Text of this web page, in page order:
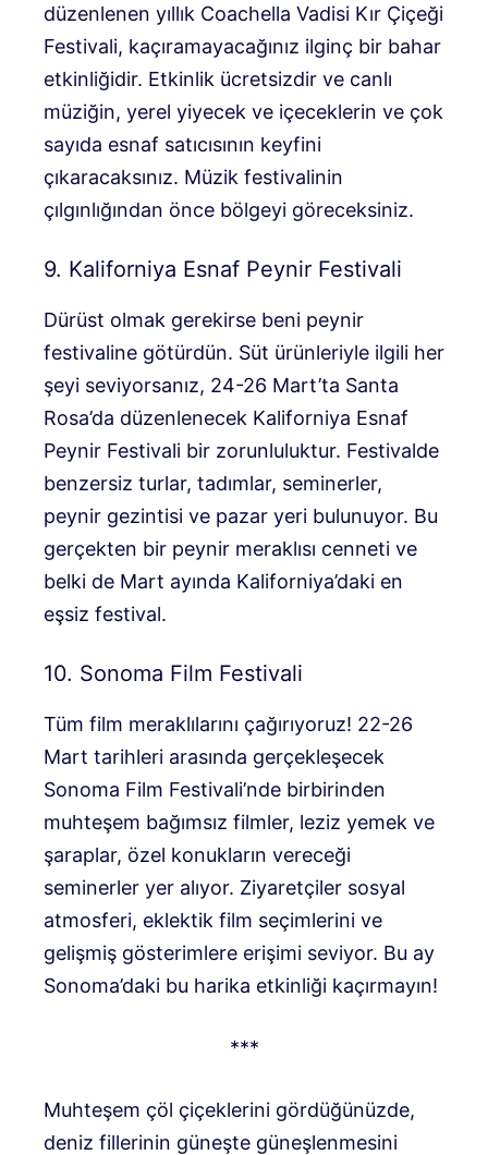
düzenlenen yıllık Coachella Vadisi Kır Çiçeği
Festivali, kaçıramayacağınız ilginç bir bahar
etkinliğidir. Etkinlik ücretsizdir ve canlı
müziğin, yerel yiyecek ve içeceklerin ve çok
sayıda esnaf satıcısının keyfini
çıkaracaksınız. Müzik festivalinin
çılgınlığından önce bölgeyi göreceksiniz.
9. Kaliforniya Esnaf Peynir Festivali
Dürüst olmak gerekirse beni peynir
festivaline götürdün. Süt ürünleriyle ilgili her
şeyi seviyorsanız, 24-26 Mart’ta Santa
Rosa’da düzenlenecek Kaliforniya Esnaf
Peynir Festivali bir zorunluluktur. Festivalde
benzersiz turlar, tadımlar, seminerler,
peynir gezintisi ve pazar yeri bulunuyor. Bu
gerçekten bir peynir meraklısı cenneti ve
belki de Mart ayında Kaliforniya’daki en
eşsiz festival.
10. Sonoma Film Festivali
Tüm film meraklılarını çağırıyoruz! 22-26
Mart tarihleri ​​arasında gerçekleşecek
Sonoma Film Festivali’nde birbirinden
muhteşem bağımsız filmler, leziz yemek ve
şaraplar, özel konukların vereceği
seminerler yer alıyor. Ziyaretçiler sosyal
atmosferi, eklektik film seçimlerini ve
gelişmiş gösterimlere erişimi seviyor. Bu ay
Sonoma’daki bu harika etkinliği kaçırmayın!
***
Muhteşem çöl çiçeklerini gördüğünüzde,
deniz fillerinin güneşte güneşlenmesini